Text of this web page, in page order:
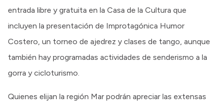
entrada libre y gratuita en la Casa de la Cultura que
incluyen la presentación de Improtagónica Humor
Costero, un torneo de ajedrez y clases de tango, aunque
también hay programadas actividades de senderismo a la
gorra y cicloturismo.
Quienes elijan la región Mar podrán apreciar las extensas